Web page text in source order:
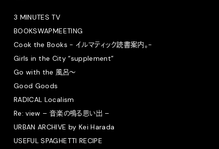
3 MINUTES TV
BOOKSWAPMEETING
Cook the Books - イルマティック読書案内。-
Girls in the City “supplement”
Go with the 風呂〜
Good Goods
RADICAL Localism
Re: view – 音楽の鳴る思い出 –
URBAN ARCHIVE by Kei Harada
USEFUL SPAGHETTI RECIPE